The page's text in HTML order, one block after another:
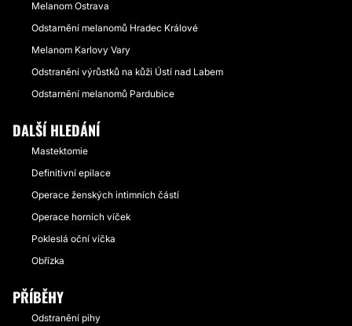
Melanom Ostrava
Odstarnění melanomů Hradec Králové
Melanom Karlovy Vary
Odstranění výrůstků na kůži Ústí nad Labem
Odstarnění melanomů Pardubice
DALŠÍ HLEDÁNÍ
Mastektomie
Definitivní epilace
Operace ženských intimních částí
Operace horních víček
Pokleslá oční víčka
Obřízka
PŘÍBĚHY
Odstranění pihy